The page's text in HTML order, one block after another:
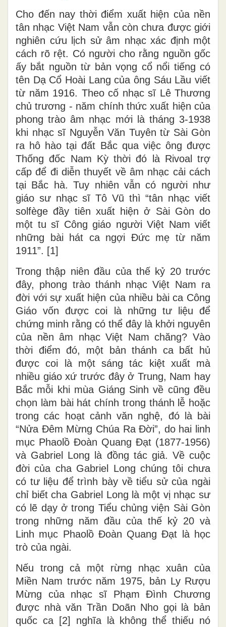
Cho đến nay thời điểm xuất hiện của nền
tân nhạc Việt Nam vẫn còn chưa được giới
nghiên cứu lịch sử âm nhạc xác định một
cách rõ rệt. Có người cho rằng nguồn gốc
ấy bắt nguồn từ bản vọng cổ nổi tiếng có
tên Dạ Cổ Hoài Lang của ông Sáu Lầu viết
từ năm 1916. Theo cố nhạc sĩ Lê Thương
chủ trương - năm chính thức xuất hiện của
phong trào âm nhạc mới là tháng 3-1938
khi nhạc sĩ Nguyễn Văn Tuyên từ Sài Gòn
ra hô hào tại đất Bắc qua việc ông được
Thống đốc Nam Kỳ thời đó là Rivoal trợ
cấp để đi diễn thuyết về âm nhạc cải cách
tại Bắc hà. Tuy nhiên vẫn có người như
giáo sư nhạc sĩ Tô Vũ thì “tân nhạc viết
solfège đầy tiên xuất hiện ở Sài Gòn do
một tu sĩ Công giáo người Việt Nam viết
những bài hát ca ngợi Đức mẹ từ năm
1911”. [1]
Trong thập niên đầu của thế kỷ 20 trước
đây, phong trào thánh nhạc Việt Nam ra
đời với sự xuất hiện của nhiều bài ca Công
Giáo vốn được coi là những tư liệu để
chứng minh rằng có thể đây là khởi nguyên
của nền âm nhạc Việt Nam chăng? Vào
thời điểm đó, một bản thánh ca bất hủ
được coi là một sáng tác kiệt xuất mà
nhiều giáo xứ trước đây ở Trung, Nam hay
Bắc mỗi khi mùa Giáng Sinh về cũng đều
chọn làm bài hát chính trong thánh lễ hoặc
trong các hoạt cảnh văn nghệ, đó là bài
“Nửa Đêm Mừng Chúa Ra Đời”, do hai linh
mục Phaolồ Đoàn Quang Đạt (1877-1956)
và Gabriel Long là đồng tác giả. Về cuộc
đời của cha Gabriel Long chúng tôi chưa
có tư liệu để trình bày về tiểu sử của ngài
chỉ biết cha Gabriel Long là một vị nhạc sư
có lẽ dạy ở trong Tiểu chủng viện Sài Gòn
trong những năm đầu của thế kỷ 20 và
Linh mục Phaolồ Đoàn Quang Đạt là học
trò của ngài.
Nếu trong cả một rừng nhạc xuân của
Miền Nam trước năm 1975, bản Ly Rượu
Mừng của nhạc sĩ Phạm Đình Chương
được nhà văn Trần Doãn Nho gọi là bản
quốc ca [2] nghĩa là không thể thiếu nó